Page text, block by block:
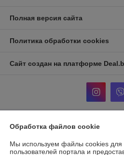
Полная версия сайта
Политика обработки cookies
Сайт создан на платформе
Информация для покупателя
Индивидуальный предприниматель:
Александрович
Обработка файлов cookie
Мы используем файлы cookies для
пользователей портала и